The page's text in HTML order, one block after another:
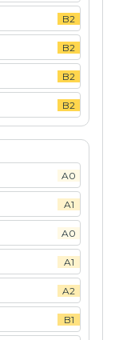
B2
B2
B2
B2
A0
A1
A0
A1
A2
B1